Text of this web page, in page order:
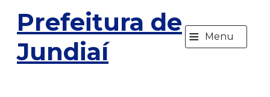
Prefeitura de
Jundiaí
≡ Menu